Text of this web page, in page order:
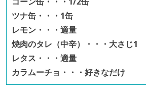
ツナ缶・・・1缶
レモン・・・適量
焼肉のタレ（中辛）・・・大さじ1
レタス・・・適量
カラムーチョ・・・好きなだけ